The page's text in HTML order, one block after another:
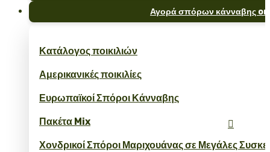
Αγορά σπόρων κάνναβης
Κατάλογος ποικιλιών
Αμερικανικές ποικιλίες
Ευρωπαϊκοί Σπόροι Κάνναβης
Πακέτα Mix
Χονδρικοί Σπόροι Μαριχουάνας σε Μεγάλες
